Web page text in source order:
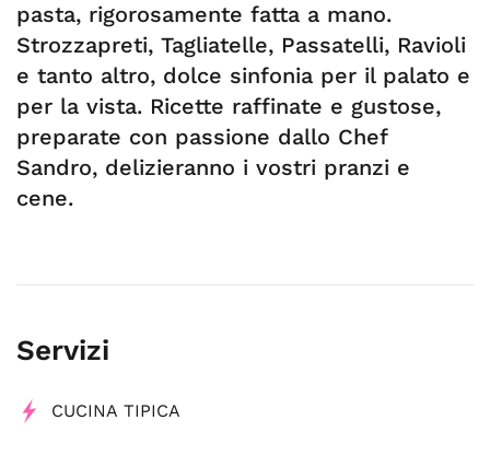
pasta, rigorosamente fatta a mano.
Strozzapreti, Tagliatelle, Passatelli, Ravioli
e tanto altro, dolce sinfonia per il palato e
per la vista. Ricette raffinate e gustose,
preparate con passione dallo Chef
Sandro, delizieranno i vostri pranzi e
cene.
Servizi
CUCINA TIPICA